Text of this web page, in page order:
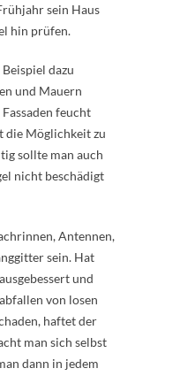
sein Haus
hin prüfen.
dazu
und Mauern
feucht
die Möglichkeit zu
sollte man auch
nicht beschädigt
Antennen,
sein. Hat
und
von losen
haftet der
man sich selbst
dann in jedem